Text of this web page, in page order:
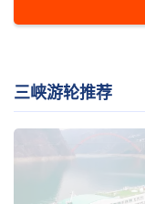
三峡游轮推荐